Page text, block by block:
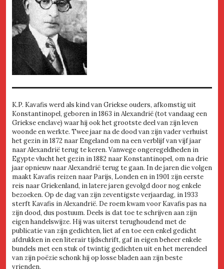
K.P. Kavafis werd als kind van Griekse ouders, afkomstig uit
Konstantinopel, geboren in 1863 in Alexandrië (tot vandaag een
Griekse enclave) waar hij ook het grootste deel van zijn leven
woonde en werkte. Twee jaar na de dood van zijn vader verhuist
het gezin in 1872 naar Engeland om na een verblijf van vijf jaar
naar Alexandrië terug te keren. Vanwege ongeregeldheden in
Egypte vlucht het gezin in 1882 naar Konstantinopel, om na drie
jaar opnieuw naar Alexandrië terug te gaan. In de jaren die volgen
maakt Kavafis reizen naar Parijs, Londen en in 1901 zijn eerste
reis naar Griekenland, in latere jaren gevolgd door nog enkele
bezoeken. Op de dag van zijn zeventigste verjaardag, in 1933
sterft Kavafis in Alexandrië. De roem kwam voor Kavafis pas na
zijn dood, dus postuum. Deels is dat toe te schrijven aan zijn
eigen handelswijze. Hij was uiterst terughoudend met de
publicatie van zijn gedichten, liet af en toe een enkel gedicht
afdrukken in een literair tijdschrift, gaf in eigen beheer enkele
bundels met een stuk of twintig gedichten uit en het merendeel
van zijn poëzie schonk hij op losse bladen aan zijn beste
vrienden.